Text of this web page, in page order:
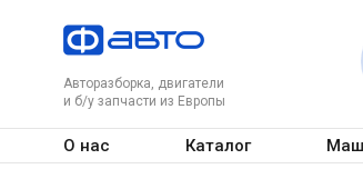
Авторазборка, двигатели
и б/у запчасти из Европы
О нас Каталог